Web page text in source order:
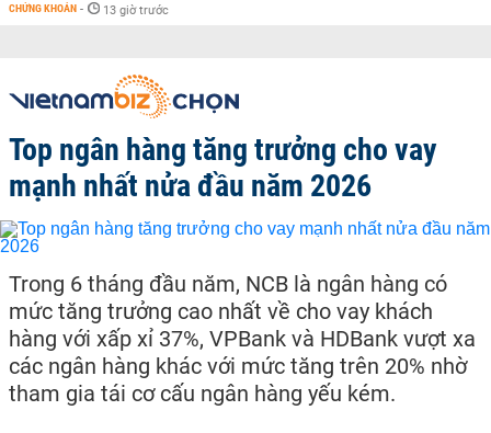
CHỨNG KHOÁN - 13 giờ trước
Top ngân hàng tăng trưởng cho vay
mạnh nhất nửa đầu năm 2026
Trong 6 tháng đầu năm, NCB là ngân hàng có
mức tăng trưởng cao nhất về cho vay khách
hàng với xấp xỉ 37%, VPBank và HDBank vượt xa
các ngân hàng khác với mức tăng trên 20% nhờ
tham gia tái cơ cấu ngân hàng yếu kém.